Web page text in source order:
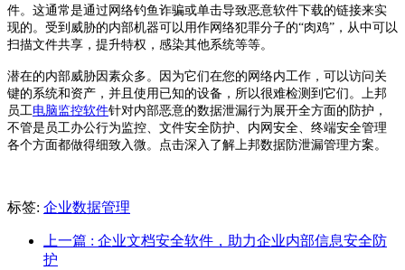
件。这通常是通过网络钓鱼诈骗或单击导致恶意软件下载的链接来实
现的。受到威胁的内部机器可以用作网络犯罪分子的“肉鸡”，从中可以
扫描文件共享，提升特权，感染其他系统等等。
潜在的内部威胁因素众多。因为它们在您的网络内工作，可以访问关
键的系统和资产，并且使用已知的设备，所以很难检测到它们。上邦
员工电脑监控软件针对内部恶意的数据泄漏行为展开全方面的防护，
不管是员工办公行为监控、文件安全防护、内网安全、终端安全管理
各个方面都做得细致入微。点击深入了解上邦数据防泄漏管理方案。
标签: 企业数据管理
上一篇 : 企业文档安全软件，助力企业内部信息安全防
护